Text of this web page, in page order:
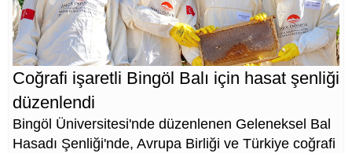
Coğrafi işaretli Bingöl Balı için hasat şenliği
düzenlendi
Bingöl Üniversitesi'nde düzenlenen Geleneksel Bal
Hasadı Şenliği'nde, Avrupa Birliği ve Türkiye coğrafi